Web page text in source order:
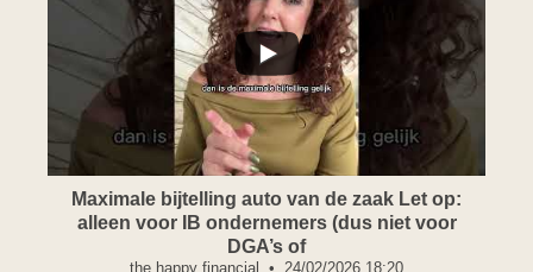
Maximale bijtelling auto van de zaak Let op:
alleen voor IB ondernemers (dus niet voor
DGA’s of
the happy financial 24/02/2026 18:20